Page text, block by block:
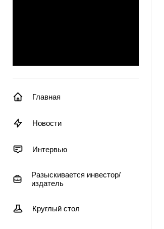
Главная
Новости
Интервью
Разыскивается инвестор/
издатель
Круглый стол